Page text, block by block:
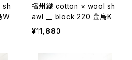
sh
W
播州織 cotton × wool sh
awl __ block 220 金烏K
¥11,880